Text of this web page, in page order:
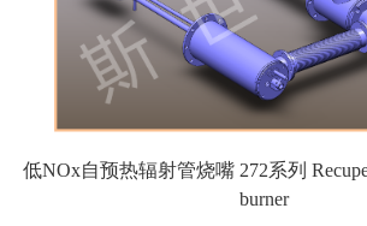
低NOx自预热辐射管烧嘴 272系列
burner